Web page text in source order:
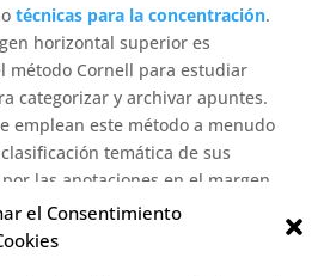
el Consentimiento
técnicas para la concentración.
horizontal superior es
método Cornell para estudiar
categorizar y archivar apuntes.
emplean este método a menudo
temática de sus
las anotaciones en el margen
la eficiencia de
y revisión. El margen